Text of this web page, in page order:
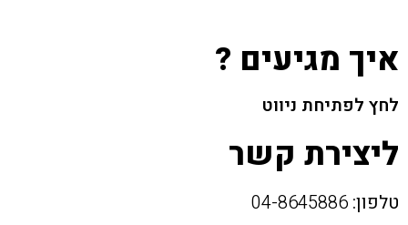
איך מגיעים ?
לחץ לפתיחת ניווט
ליצירת קשר
טלפון: